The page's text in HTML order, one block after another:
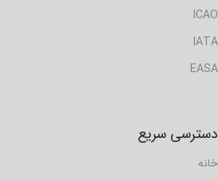
ICAO
IATA
EASA
دسترسی سریع
خانه